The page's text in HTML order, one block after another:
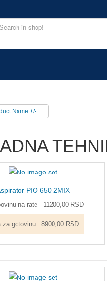
Name +/-
PIO 650 2MIX
na rate 11200,00 RSD
za gotovinu 8900,00 RSD